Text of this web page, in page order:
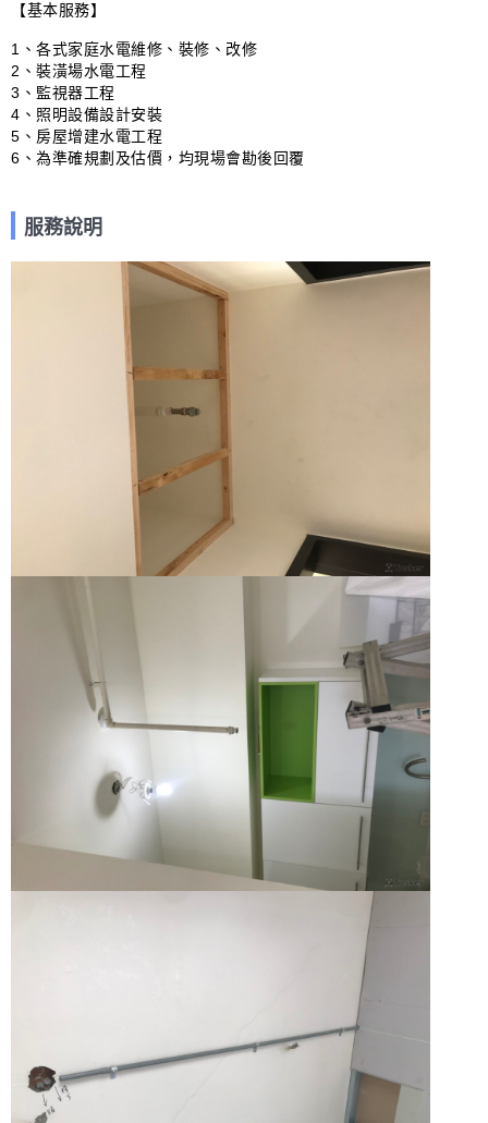
【基本服務】
1、各式家庭水電維修、裝修、改修
2、裝潢場水電工程
3、監視器工程
4、照明設備設計安裝
5、房屋增建水電工程
6、為準確規劃及估價，均現場會勘後回覆
服務說明